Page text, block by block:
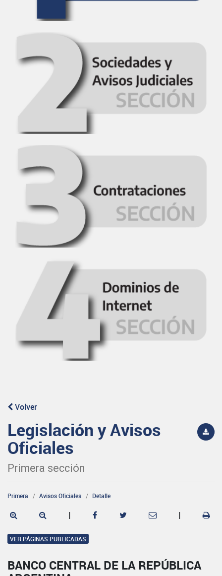
Volver
Legislación y Avisos
Oficiales
Primera sección
Primera Avisos Oficiales Detalle
| |
VER PÁGINAS PUBLICADAS
BANCO CENTRAL DE LA REPÚBLICA